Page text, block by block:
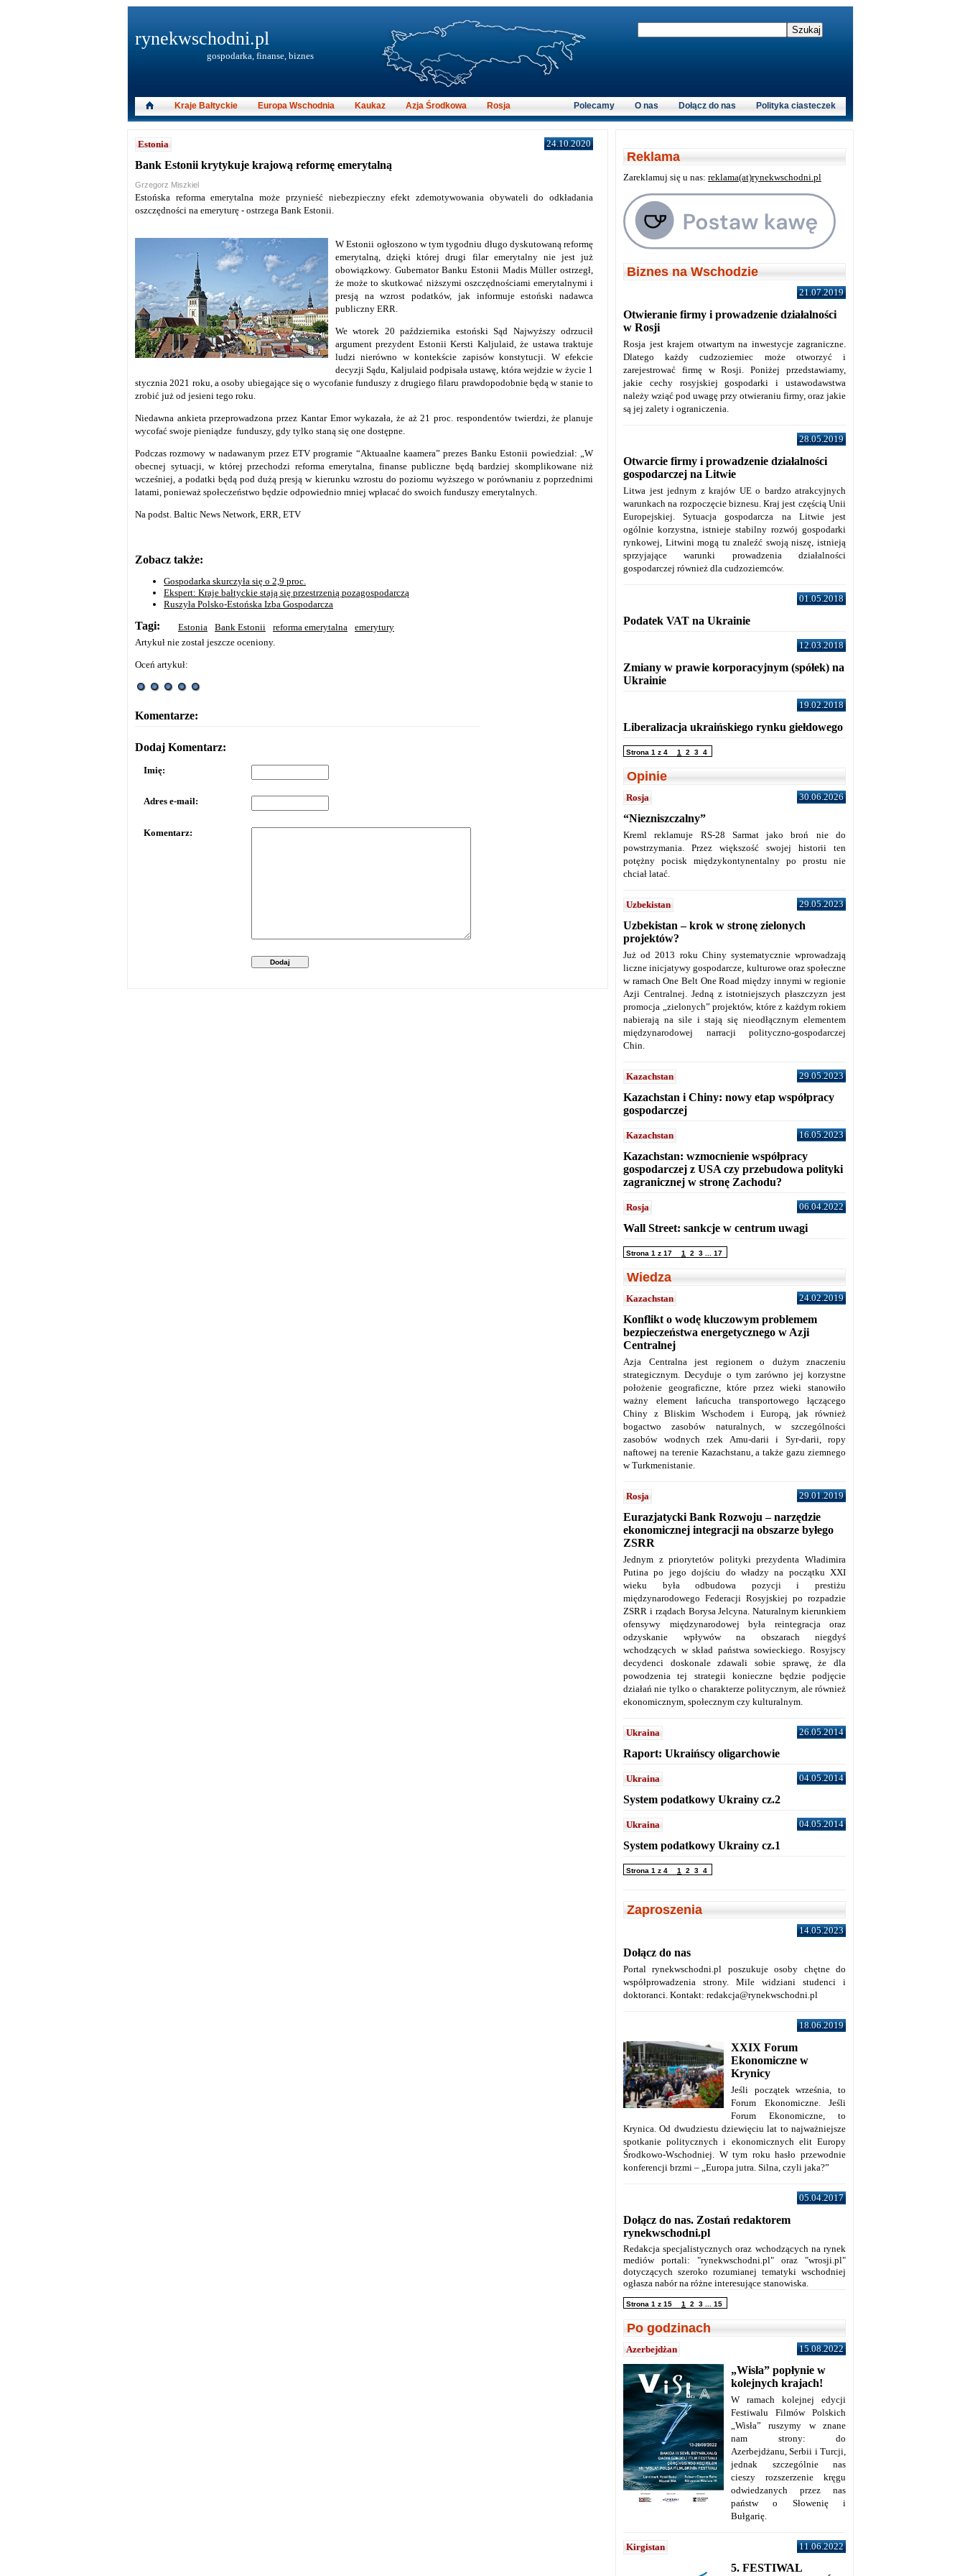
Estonia 24.10.2020
Bank Estonii krytykuje krajową reformę emerytalną
Grzegorz Miszkiel
Estońska reforma emerytalna może przynieść niebezpieczny efekt zdemotywowania obywateli do odkładania
oszczędności na emeryturę - ostrzega Bank Estonii.
W Estonii ogłoszono w tym tygodniu długo dyskutowaną reformę
emerytalną, dzięki której drugi filar emerytalny nie jest już
obowiązkowy. Gubernator Banku Estonii Madis Müller ostrzegł,
że może to skutkować niższymi oszczędnościami emerytalnymi i
presją na wzrost podatków, jak informuje estoński nadawca
publiczny ERR.
We wtorek 20 października estoński Sąd Najwyższy odrzucił
argument prezydent Estonii Kersti Kaljulaid, że ustawa traktuje
ludzi nierówno w kontekście zapisów konstytucji. W efekcie
decyzji Sądu, Kaljulaid podpisała ustawę, która wejdzie w życie 1
stycznia 2021 roku, a osoby ubiegające się o wycofanie funduszy z drugiego filaru prawdopodobnie będą w stanie to
zrobić już od jesieni tego roku.
Niedawna ankieta przeprowadzona przez Kantar Emor wykazała, że aż ​​21 proc. respondentów twierdzi, że planuje
wycofać swoje pieniądze funduszy, gdy tylko staną się one dostępne.
Podczas rozmowy w nadawanym przez ETV programie “Aktuaalne kaamera” prezes Banku Estonii powiedział: „W
obecnej sytuacji, w której przechodzi reforma emerytalna, finanse publiczne będą bardziej skomplikowane niż
wcześniej, a podatki będą pod dużą presją w kierunku wzrostu do poziomu wyższego w porównaniu z poprzednimi
latami, ponieważ społeczeństwo będzie odpowiednio mniej wpłacać do swoich funduszy emerytalnych.
Na podst. Baltic News Network, ERR, ETV
Zobacz także:
Gospodarka skurczyła się o 2,9 proc.
Ekspert: Kraje bałtyckie stają się przestrzenią pozagospodarczą
Ruszyła Polsko-Estońska Izba Gospodarcza
Tagi: Estonia Bank Estonii reforma emerytalna
emerytury
Artykuł nie został jeszcze oceniony.
Oceń artykuł:
Komentarze:
Dodaj Komentarz:
Imię:
Adres e-mail:
Komentarz:
Dodaj
rynekwschodni.pl
gospodarka, finanse, biznes
Kraje Bałtyckie Europa Wschodnia Kaukaz Azja Środkowa Rosja Polityka ciasteczek
Dołącz do nas
O nas
Polecamy
Reklama
Zareklamuj się u nas: reklama(at)rynekwschodni.pl
Biznes na Wschodzie
21.07.2019
Otwieranie firmy i prowadzenie działalności
w Rosji
Rosja jest krajem otwartym na inwestycje zagraniczne.
Dlatego każdy cudzoziemiec może otworzyć i
zarejestrować firmę w Rosji. Poniżej przedstawiamy,
jakie cechy rosyjskiej gospodarki i ustawodawstwa
należy wziąć pod uwagę przy otwieraniu firmy, oraz jakie
są jej zalety i ograniczenia.
28.05.2019
Otwarcie firmy i prowadzenie działalności
gospodarczej na Litwie
Litwa jest jednym z krajów UE o bardzo atrakcyjnych
warunkach na rozpoczęcie biznesu. Kraj jest częścią Unii
Europejskiej. Sytuacja gospodarcza na Litwie jest
ogólnie korzystna, istnieje stabilny rozwój gospodarki
rynkowej, Litwini mogą tu znaleźć swoją niszę, istnieją
sprzyjające warunki prowadzenia działalności
gospodarczej również dla cudzoziemców.
01.05.2018
Podatek VAT na Ukrainie
12.03.2018
Zmiany w prawie korporacyjnym (spółek) na
Ukrainie
19.02.2018
Liberalizacja ukraińskiego rynku giełdowego
Strona 1 z 4 1 2 3 4
Opinie
Rosja 30.06.2026
“Niezniszczalny”
Kreml reklamuje RS-28 Sarmat jako broń nie do
powstrzymania. Przez większość swojej historii ten
potężny pocisk międzykontynentalny po prostu nie
chciał latać.
Uzbekistan 29.05.2023
Uzbekistan – krok w stronę zielonych
projektów?
Już od 2013 roku Chiny systematycznie wprowadzają
liczne inicjatywy gospodarcze, kulturowe oraz społeczne
w ramach One Belt One Road między innymi w regionie
Azji Centralnej. Jedną z istotniejszych płaszczyzn jest
promocja „zielonych” projektów, które z każdym rokiem
nabierają na sile i stają się nieodłącznym elementem
międzynarodowej narracji polityczno-gospodarczej
Chin.
Kazachstan 29.05.2023
Kazachstan i Chiny: nowy etap współpracy
gospodarczej
Kazachstan 16.05.2023
Kazachstan: wzmocnienie współpracy
gospodarczej z USA czy przebudowa polityki
zagranicznej w stronę Zachodu?
Rosja 06.04.2022
Wall Street: sankcje w centrum uwagi
Strona 1 z 17 1 2 3 17
Wiedza
Kazachstan 24.02.2019
Konflikt o wodę kluczowym problemem
bezpieczeństwa energetycznego w Azji
Centralnej
Azja Centralna jest regionem o dużym znaczeniu
strategicznym. Decyduje o tym zarówno jej korzystne
położenie geograficzne, które przez wieki stanowiło
ważny element łańcucha transportowego łączącego
Chiny z Bliskim Wschodem i Europą, jak również
bogactwo zasobów naturalnych, w szczególności
zasobów wodnych rzek Amu-darii i Syr-darii, ropy
naftowej na terenie Kazachstanu, a także gazu ziemnego
w Turkmenistanie.
Rosja 29.01.2019
Eurazjatycki Bank Rozwoju – narzędzie
ekonomicznej integracji na obszarze byłego
ZSRR
Jednym z priorytetów polityki prezydenta Władimira
Putina po jego dojściu do władzy na początku XXI
wieku była odbudowa pozycji i prestiżu
międzynarodowego Federacji Rosyjskiej po rozpadzie
ZSRR i rządach Borysa Jelcyna. Naturalnym kierunkiem
ofensywy międzynarodowej była reintegracja oraz
odzyskanie wpływów na obszarach niegdyś
wchodzących w skład państwa sowieckiego. Rosyjscy
decydenci doskonale zdawali sobie sprawę, że dla
powodzenia tej strategii konieczne będzie podjęcie
działań nie tylko o charakterze politycznym, ale również
ekonomicznym, społecznym czy kulturalnym.
Ukraina 26.05.2014
Raport: Ukraińscy oligarchowie
Ukraina 04.05.2014
System podatkowy Ukrainy cz.2
Ukraina 04.05.2014
System podatkowy Ukrainy cz.1
Strona 1 z 4 1 2 3 4
Zaproszenia
14.05.2023
Dołącz do nas
Portal rynekwschodni.pl poszukuje osoby chętne do
współprowadzenia strony. Mile widziani studenci i
doktoranci. Kontakt: redakcja@rynekwschodni.pl
18.06.2019
XXIX Forum
Ekonomiczne w
Krynicy
Jeśli początek września, to
Forum Ekonomiczne. Jeśli
Forum Ekonomiczne, to
Krynica. Od dwudziestu dziewięciu lat to najważniejsze
spotkanie politycznych i ekonomicznych elit Europy
Środkowo-Wschodniej. W tym roku hasło przewodnie
konferencji brzmi – „Europa jutra. Silna, czyli jaka?”
05.04.2017
Dołącz do nas. Zostań redaktorem
rynekwschodni.pl
Redakcja specjalistycznych oraz wchodzących na rynek
mediów portali: "rynekwschodni.pl" oraz "wrosji.pl"
dotyczących szeroko rozumianej tematyki wschodniej
ogłasza nabór na różne interesujące stanowiska.
Strona 1 z 15 1 2 3 15
Po godzinach
Azerbejdżan 15.08.2022
„Wisła” popłynie w
kolejnych krajach!
W ramach kolejnej edycji
Festiwalu Filmów Polskich
„Wisła” ruszymy w znane
nam strony: do
Azerbejdżanu, Serbii i Turcji,
jednak szczególnie nas
cieszy rozszerzenie kręgu
odwiedzanych przez nas
państw o Słowenię i
Bułgarię.
Kirgistan 11.06.2022
5. FESTIWAL